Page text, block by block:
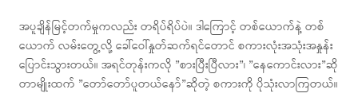
အပူချိန်မြင့်တက်မှုကလည်း တရိပ်ရိပ်ပဲ။ ဒါကြောင့် တစ်ယောက်နဲ့ တစ်
ယောက် လမ်းတွေ့လို့ ခေါ်ဝေါ်နှုတ်ဆက်ရင်တောင် စကားလုံးအသုံးအနှုန်း
ပြောင်းသွားတယ်။ အရင်တုန်းကလို ”စားပြီးပြီလား”၊ ”နေကောင်းလား”ဆို
တာမျိုးထက် ”တော်တော်ပူတယ်နော်”ဆိုတဲ့ စကားကို ပိုသုံးလာကြတယ်။